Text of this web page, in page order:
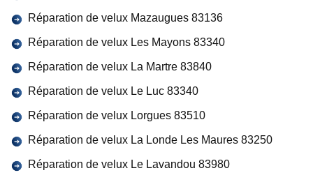
Réparation de velux Mazaugues 83136
Réparation de velux Les Mayons 83340
Réparation de velux La Martre 83840
Réparation de velux Le Luc 83340
Réparation de velux Lorgues 83510
Réparation de velux La Londe Les Maures 83250
Réparation de velux Le Lavandou 83980